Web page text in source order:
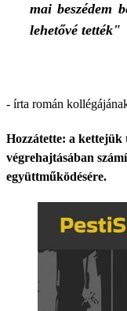
mai beszédem
lehetővé tették"
- írta román
Hozzátette: a kettejük
végrehajtásában
együttműködésére.